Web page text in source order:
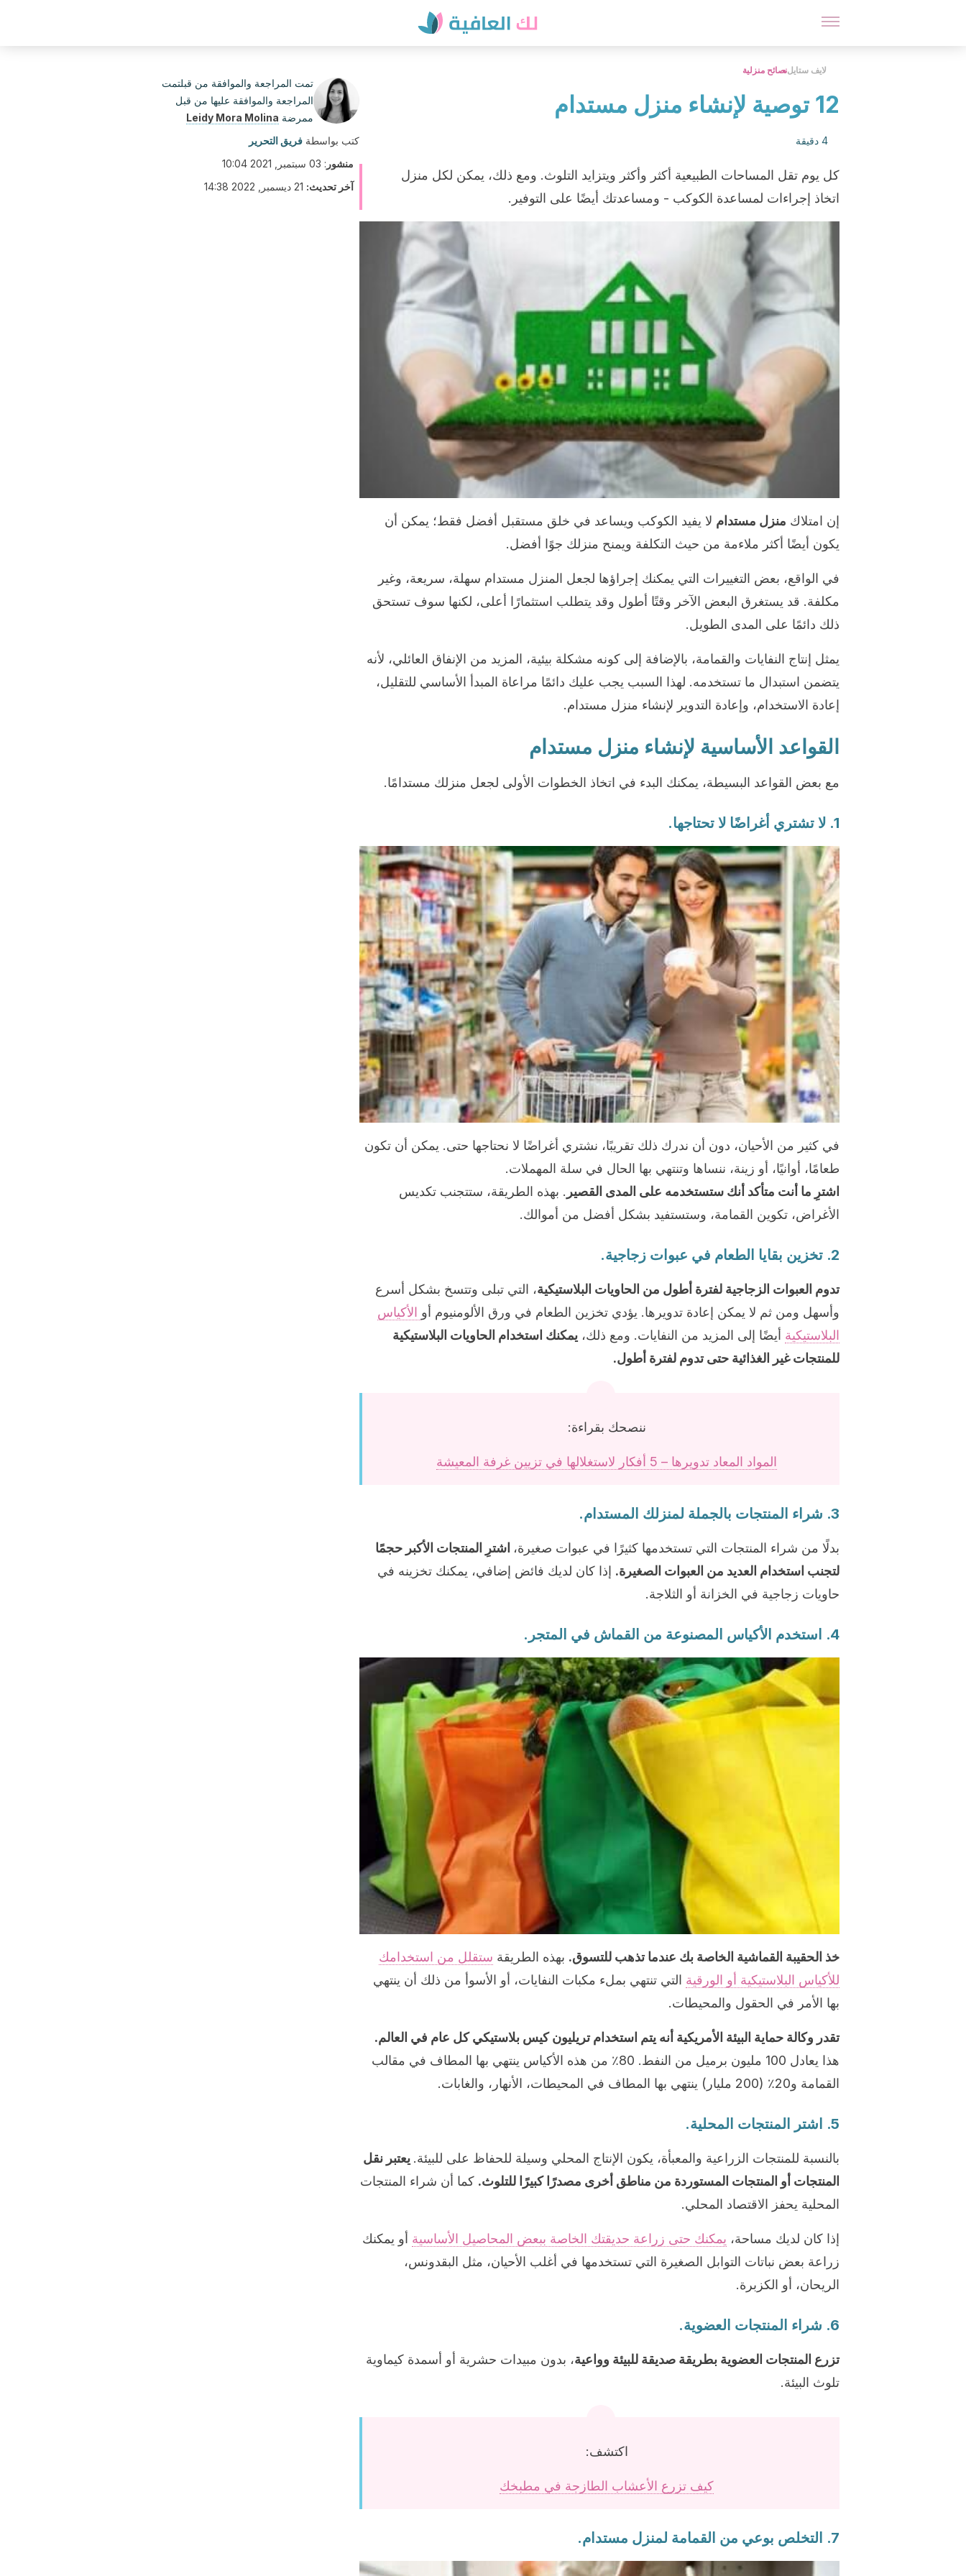
لايف ستايلنصائح منزلية
12 توصية لإنشاء منزل مستدام
4 دقيقة
كل يوم تقل المساحات الطبيعية أكثر وأكثر ويتزايد التلوث. ومع ذلك، يمكن لكل منزل
اتخاذ إجراءات لمساعدة الكوكب - ومساعدتك أيضًا على التوفير.
إن امتلاك منزل مستدام لا يفيد الكوكب ويساعد في خلق مستقبل أفضل فقط؛ يمكن أن
يكون أيضًا أكثر ملاءمة من حيث التكلفة ويمنح منزلك جوًا أفضل.
في الواقع، بعض التغييرات التي يمكنك إجراؤها لجعل المنزل مستدام سهلة، سريعة، وغير
مكلفة. قد يستغرق البعض الآخر وقتًا أطول وقد يتطلب استثمارًا أعلى، لكنها سوف تستحق
ذلك دائمًا على المدى الطويل.
يمثل إنتاج النفايات والقمامة، بالإضافة إلى كونه مشكلة بيئية، المزيد من الإنفاق العائلي، لأنه
يتضمن استبدال ما تستخدمه. لهذا السبب يجب عليك دائمًا مراعاة المبدأ الأساسي للتقليل،
إعادة الاستخدام، وإعادة التدوير لإنشاء منزل مستدام.
القواعد الأساسية لإنشاء منزل مستدام
مع بعض القواعد البسيطة، يمكنك البدء في اتخاذ الخطوات الأولى لجعل منزلك مستدامًا.
1. لا تشتري أغراضًا لا تحتاجها.
في كثير من الأحيان، دون أن ندرك ذلك تقريبًا، نشتري أغراضًا لا نحتاجها حتى. يمكن أن تكون
طعامًا، أوانيًا، أو زينة، ننساها وتنتهي بها الحال في سلة المهملات.
اشترِ ما أنت متأكد أنك ستستخدمه على المدى القصير . بهذه الطريقة، ستتجنب تكديس
الأغراض، تكوين القمامة، وستستفيد بشكل أفضل من أموالك.
2. تخزين بقايا الطعام في عبوات زجاجية.
تدوم العبوات الزجاجية لفترة أطول من الحاويات البلاستيكية، التي تبلى وتتسخ بشكل أسرع
وأسهل ومن ثم لا يمكن إعادة تدويرها. يؤدي تخزين الطعام في ورق الألومنيوم أو الأكياس
البلاستيكية أيضًا إلى المزيد من النفايات. ومع ذلك، يمكنك استخدام الحاويات البلاستيكية
للمنتجات غير الغذائية حتى تدوم لفترة أطول.
ننصحك بقراءة:
المواد المعاد تدويرها – 5 أفكار لاستغلالها في تزيين غرفة المعيشة
3. شراء المنتجات بالجملة لمنزلك المستدام.
بدلًا من شراء المنتجات التي تستخدمها كثيرًا في عبوات صغيرة، اشترِ المنتجات الأكبر حجمًا
لتجنب استخدام العديد من العبوات الصغيرة. إذا كان لديك فائض إضافي، يمكنك تخزينه في
حاويات زجاجية في الخزانة أو الثلاجة.
4. استخدم الأكياس المصنوعة من القماش في المتجر.
خذ الحقيبة القماشية الخاصة بك عندما تذهب للتسوق. بهذه الطريقة ستقلل من استخدامك
للأكياس البلاستيكية أو الورقية التي تنتهي بملء مكبات النفايات، أو الأسوأ من ذلك أن ينتهي
بها الأمر في الحقول والمحيطات.
تقدر وكالة حماية البيئة الأمريكية أنه يتم استخدام تريليون كيس بلاستيكي كل عام في العالم.
هذا يعادل 100 مليون برميل من النفط. 80٪ من هذه الأكياس ينتهي بها المطاف في مقالب
القمامة و20٪ (200 مليار) ينتهي بها المطاف في المحيطات، الأنهار، والغابات.
5. اشتر المنتجات المحلية.
بالنسبة للمنتجات الزراعية والمعبأة، يكون الإنتاج المحلي وسيلة للحفاظ على للبيئة. يعتبر نقل
المنتجات أو المنتجات المستوردة من مناطق أخرى مصدرًا كبيرًا للتلوث. كما أن شراء المنتجات
المحلية يحفز الاقتصاد المحلي.
إذا كان لديك مساحة، يمكنك حتى زراعة حديقتك الخاصة ببعض المحاصيل الأساسية أو يمكنك
زراعة بعض نباتات التوابل الصغيرة التي تستخدمها في أغلب الأحيان، مثل البقدونس،
الريحان، أو الكزبرة.
6. شراء المنتجات العضوية.
تزرع المنتجات العضوية بطريقة صديقة للبيئة وواعية، بدون مبيدات حشرية أو أسمدة كيماوية
تلوث البيئة.
اكتشف:
كيف تزرع الأعشاب الطازجة في مطبخك
7. التخلص بوعي من القمامة لمنزل مستدام.
تمت المراجعة والموافقة من قبلتمت
المراجعة والموافقة عليها من قبل
ممرضة Leidy Mora Molina
كتب بواسطة فريق التحرير
منشور : 03 سبتمبر, 2021 10:04
آخر تحديث: 21 ديسمبر, 2022 14:38